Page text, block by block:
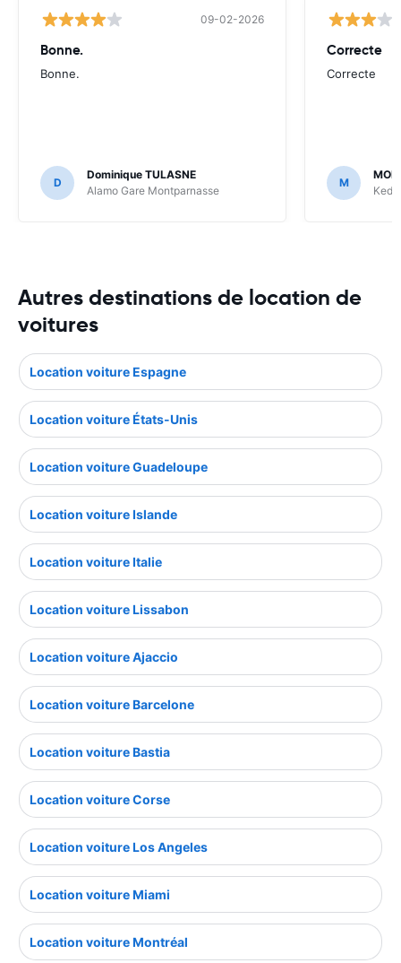
09-02-2026
Bonne.
Bonne.
D
Dominique TULASNE
Alamo Gare Montparnasse
Correcte
Correcte
M
Autres destinations de location de
voitures
Location voiture Espagne
Location voiture États-Unis
Location voiture Guadeloupe
Location voiture Islande
Location voiture Italie
Location voiture Lissabon
Location voiture Ajaccio
Location voiture Barcelone
Location voiture Bastia
Location voiture Corse
Location voiture Los Angeles
Location voiture Miami
Location voiture Montréal